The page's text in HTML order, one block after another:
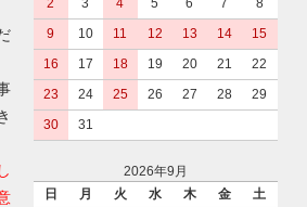
9
10 11 12 13 14
15
16
17 18 19 20 21
22
23
24 25 26 27 28
29
30
31
2026年9月
日
月 火 水 木 金
土